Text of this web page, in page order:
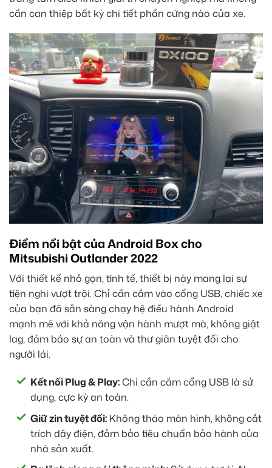
cần can thiệp bất kỳ chi tiết phần cứng nào của xe.
Điểm nổi bật của Android Box cho
Mitsubishi Outlander 2022
Với thiết kế nhỏ gọn, tinh tế, thiết bị này mang lại sự
tiện nghi vượt trội. Chỉ cần cắm vào cổng USB, chiếc xe
của bạn đã sẵn sàng chạy hệ điều hành Android
mạnh mẽ với khả năng vận hành mượt mà, không giật
lag, đảm bảo sự an toàn và thư giãn tuyệt đối cho
người lái.
Kết nối Plug & Play:Chỉ cần cắm cổng USB là sử
dụng, cực kỳ an toàn.
Giữ zin tuyệt đối: Không tháo màn hình, không cắt
trích dây điện, đảm bảo tiêu chuẩn bảo hành của
nhà sản xuất.